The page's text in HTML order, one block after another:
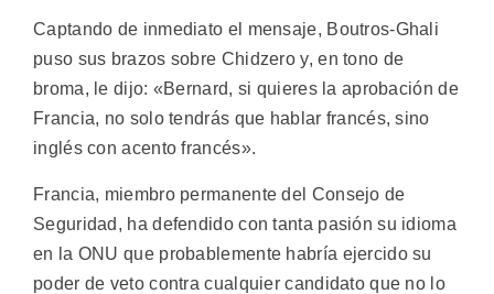
Captando de inmediato el mensaje, Boutros-Ghali
puso sus brazos sobre Chidzero y, en tono de
broma, le dijo: «Bernard, si quieres la aprobación de
Francia, no solo tendrás que hablar francés, sino
inglés con acento francés».
Francia, miembro permanente del Consejo de
Seguridad, ha defendido con tanta pasión su idioma
en la ONU que probablemente habría ejercido su
poder de veto contra cualquier candidato que no lo